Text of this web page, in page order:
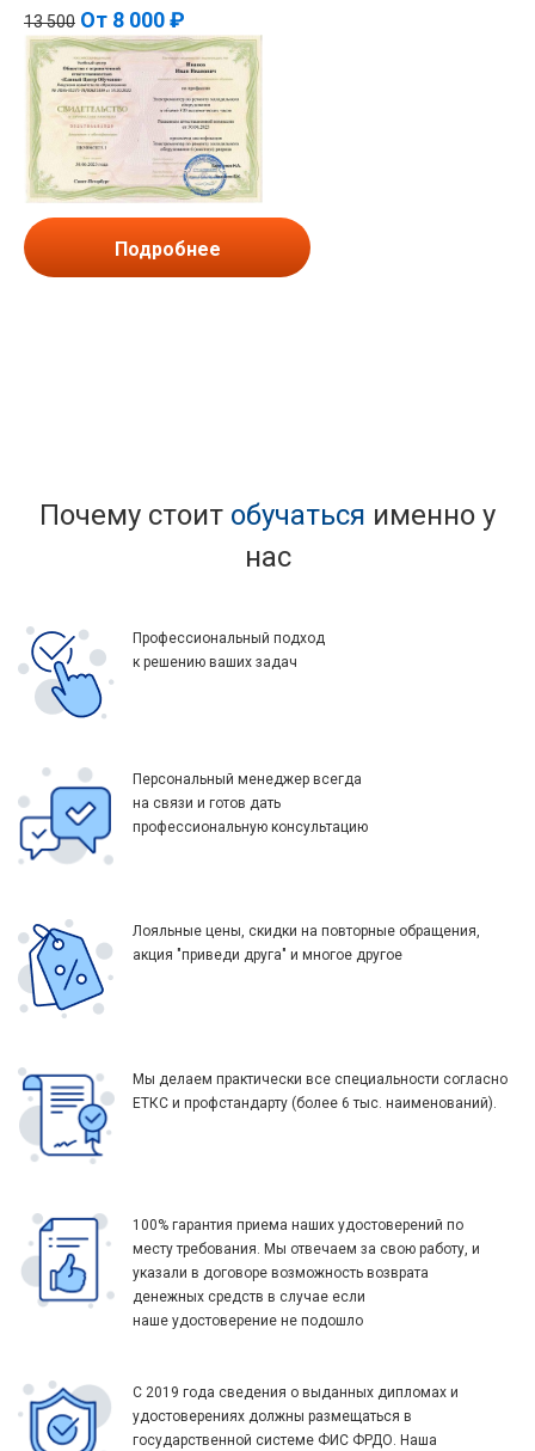
13 500 От 8 000 ₽
Подробнее
Почему стоит обучаться именно у
нас
Профессиональный подход
к решению ваших задач
Персональный менеджер всегда
на связи и готов дать
профессиональную консультацию
Лояльные цены, скидки на повторные обращения,
акция "приведи друга" и многое другое
Мы делаем практически все специальности согласно
ЕТКС и профстандарту (более 6 тыс. наименований).
100% гарантия приема наших удостоверений по
месту требования. Мы отвечаем за свою работу, и
указали в договоре возможность возврата
денежных средств в случае если
наше удостоверение не подошло
С 2019 года сведения о выданных дипломах и
удостоверениях должны размещаться в
государственной системе ФИС ФРДО. Наша